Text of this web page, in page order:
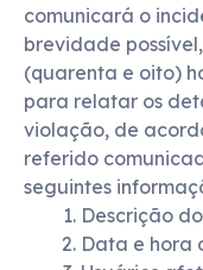
comunicará o
brevidade
(quarenta e oito)
para relatar os
violação, de
referido
seguintes
Descrição
Data e hora